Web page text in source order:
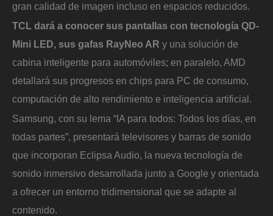
gran calidad de imagen incluso en espacios reducidos.
TCL dará a conocer sus pantallas con tecnología QD-
Mini LED, sus gafas RayNeo AR y una solución de
cabina inteligente para automóviles; en paralelo, AMD
detallará sus progresos en chips para PC de consumo,
computación de alto rendimiento e inteligencia artificial.
Samsung, con su lema “IA para todos: Todos los días, en
todas partes”, presentará televisores y barras de sonido
que incorporan Eclipsa Audio, la nueva tecnología de
sonido inmersivo desarrollada junto a Google y orientada
a ofrecer un entorno tridimensional que se adapte al
contenido.